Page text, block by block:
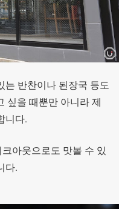
는 반찬이나 된장국 등도
싶을 때뿐만 아니라 제
니다.
아웃으로도 맛볼 수 있
다.